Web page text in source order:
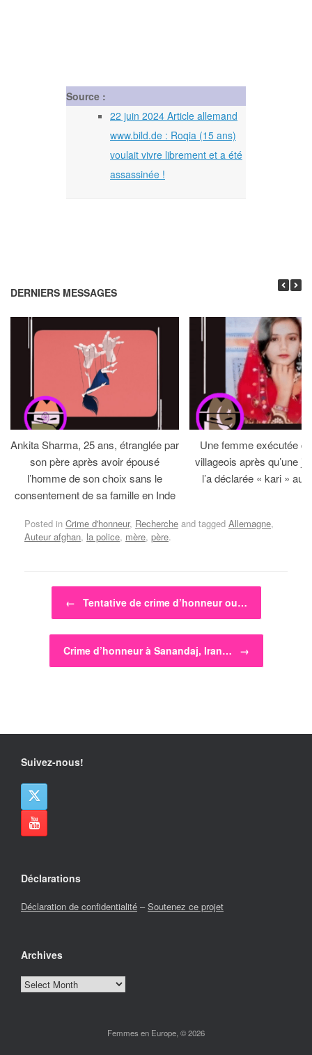
Source :
22 juin 2024 Article allemand
www.bild.de : Roqia (15 ans)
voulait vivre librement et a été
assassinée !
DERNIERS MESSAGES
Ankita Sharma, 25 ans, étranglée par
son père après avoir épousé
l’homme de son choix sans le
consentement de sa famille en Inde
Une femme exécutée
villageois après qu’une
l’a déclarée « kari » au
Posted in Crime d'honneur, Recherche and tagged Allemagne,
Auteur afghan, la police, mère, père.
Post navigation
← Tentative de crime d’honneur ou…
Crime d’honneur à Sanandaj, Iran… →
Suivez-nous!
Déclarations
Déclaration de confidentialité –Soutenez ce projet
Archives
Archives
Femmes en Europe, © 2026